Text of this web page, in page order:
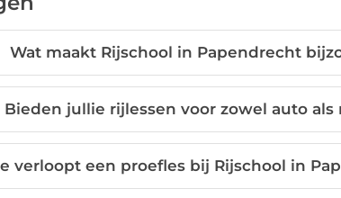
Wat maakt Rijschool in Papendrecht
Bieden jullie rijlessen voor zowel auto als
verloopt een proefles bij Rijschool in